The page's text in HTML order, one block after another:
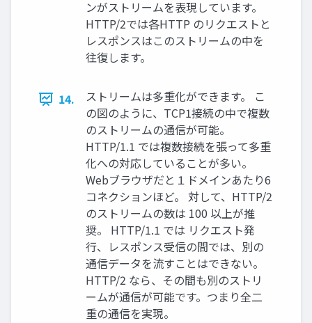
ンがストリームを表現しています。
HTTP/2では各HTTP のリクエストと
レスポンスはこのストリームの中を
往復します。
14.
ストリームは多重化ができます。 こ
の図のように、TCP1接続の中で複数
のストリームの通信が可能。
HTTP/1.1 では複数接続を張って多重
化への対応していることが多い。
Webブラウザだと１ドメインあたり6
コネクションほど。 対して、HTTP/2
のストリームの数は 100 以上が推
奨。 HTTP/1.1 では リクエスト発
行、レスポンス受信の間では、別の
通信データを流すことはできない。
HTTP/2 なら、その間も別のストリ
ームが通信が可能です。つまり全二
重の通信を実現。